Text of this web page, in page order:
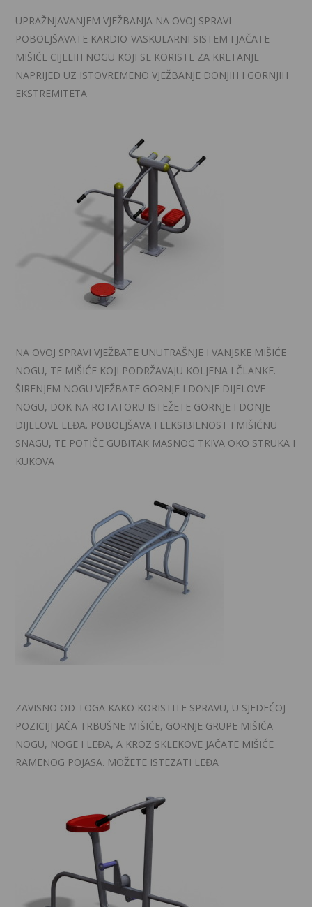
UPRAŽNJAVANJEM VJEŽBANJA NA OVOJ SPRAVI
POBOLJŠAVATE KARDIO-VASKULARNI SISTEM I JAČATE
MIŠIĆE CIJELIH NOGU KOJI SE KORISTE ZA KRETANJE
NAPRIJED UZ ISTOVREMENO VJEŽBANJE DONJIH I GORNJIH
EKSTREMITETA
NA OVOJ SPRAVI VJEŽBATE UNUTRAŠNJE I VANJSKE MIŠIĆE
NOGU, TE MIŠIĆE KOJI PODRŽAVAJU KOLJENA I ČLANKE.
ŠIRENJEM NOGU VJEŽBATE GORNJE I DONJE DIJELOVE
NOGU, DOK NA ROTATORU ISTEŽETE GORNJE I DONJE
DIJELOVE LEĐA. POBOLJŠAVA FLEKSIBILNOST I MIŠIĆNU
SNAGU, TE POTIČE GUBITAK MASNOG TKIVA OKO STRUKA I
KUKOVA
ZAVISNO OD TOGA KAKO KORISTITE SPRAVU, U SJEDEĆOJ
POZICIJI JAČA TRBUŠNE MIŠIĆE, GORNJE GRUPE MIŠIĆA
NOGU, NOGE I LEĐA, A KROZ SKLEKOVE JAČATE MIŠIĆE
RAMENOG POJASA. MOŽETE ISTEZATI LEĐA